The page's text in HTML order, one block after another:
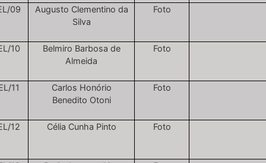
09
Augusto Clementino da
Silva
Foto
10
Belmiro Barbosa de
Almeida
Foto
11
Carlos Honório
Benedito Otoni
Foto
12 Célia Cunha Pinto Foto